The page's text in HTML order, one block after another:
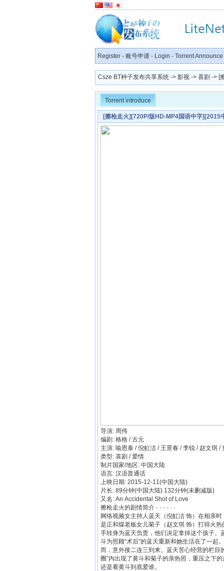
Register - 账号申请 - Login - Torrent Announce
Csze BT种子发布共享系统 -> 影视 -> 喜剧 -> [
Torrent introduce
[擦枪走火][720P/版HD-MP4国语中字][2015
导演: 周伟
编剧: 格格 / 古元
主演: 喻恩泰 / 倪虹洁 / 王景春 / 李锐 / 赵文琪 /
类型: 喜剧 / 爱情
制片国家/地区: 中国大陆
语言: 汉语普通话
上映日期: 2015-12-11(中国大陆)
片长: 89分钟(中国大陆) 132分钟(未删减版)
又名: An Accidental Shot of Love
擦枪走火的剧情简介 · · · · · ·
网络视频女主持人蓝天（倪虹洁 饰）在相亲
是正和煤老板女儿菊子（赵文琪 饰）打得火
手转身为蓝天负责，他们决定拿掉这个孩子
斗为照顾“术后”的蓝天重新和她生活在了一起
而，意外接二连三到来。蓝天苦心经营的栏目
圈”内出现了黄斗和菊子的亲热照，重压之下
还是看黄斗到底爱谁。